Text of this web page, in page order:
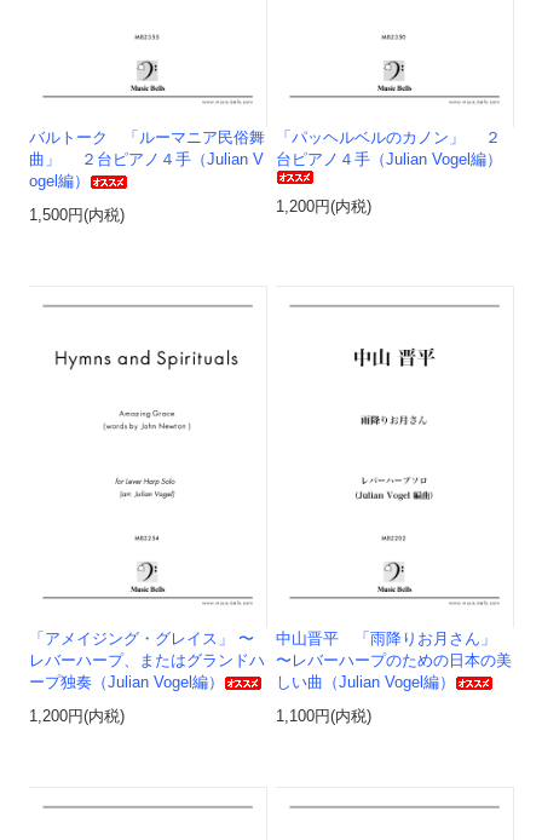
バルトーク 「ルーマニア民俗舞
曲」 ２台ピアノ４手（Julian V
ogel編）
1,500円(内税)
「パッヘルベルのカノン」 ２
台ピアノ４手（Julian Vogel編）
1,200円(内税)
「アメイジング・グレイス」 〜
レバーハープ、またはグランドハ
ープ独奏（Julian Vogel編）
1,200円(内税)
中山晋平 「雨降りお月さん」
〜レバーハープのための日本の美
しい曲（Julian Vogel編）
1,100円(内税)